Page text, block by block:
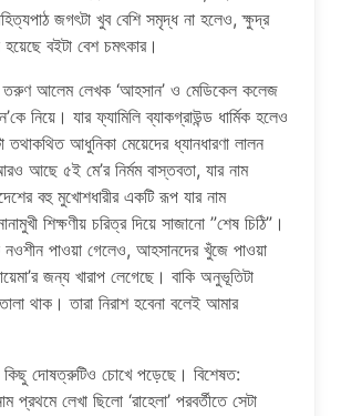
জগৎটা খুব বেশি সমৃদ্ধ না হলেও, ক্ষুদ্র
বইটা বেশ চমৎকার।
তরুণ আলেম লেখক ‘আহসান’ ও মেডিকেল কলেজ
নিয়ে। যার ফ্যামিলি ব্যাকগ্রাউন্ড ধার্মিক হলেও
আধুনিকা মেয়েদের ধ্যানধারণা লালন
আছে ৫ই মে’র নির্মম বাস্তবতা, যার নাম
বহু মুখোশধারীর একটি রূপ যার নাম
শিক্ষণীয় চরিত্র দিয়ে সাজানো ”শেষ চিঠি”।
পাওয়া গেলেও, আহসানদের খুঁজে পাওয়া
জন্য খারাপ লেগেছে। বাকি অনুভূতিটা
থাক। তারা নিরাশ হবেনা বলেই আমার
দোষত্রুটিও চোখে পড়েছে। বিশেষত:
প্রথমে লেখা ছিলো ‘রাহেলা’ পরবর্তীতে সেটা